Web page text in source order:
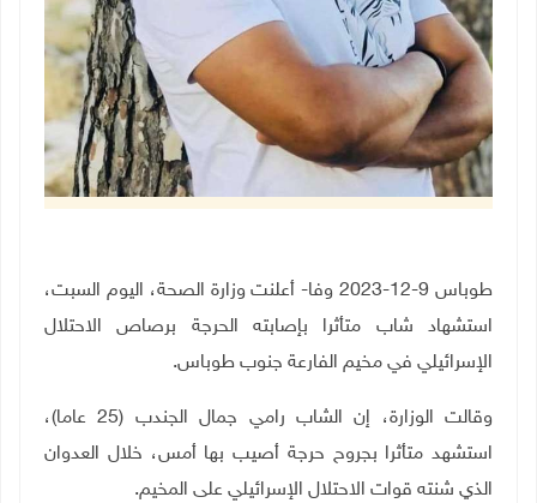
طوباس 9-12-2023 وفا- أعلنت وزارة الصحة، اليوم السبت،
استشهاد شاب متأثرا بإصابته الحرجة برصاص الاحتلال
الإسرائيلي في مخيم الفارعة جنوب طوباس.
وقالت الوزارة، إن الشاب رامي جمال الجندب (25 عاما)،
استشهد متأثرا بجروح حرجة أصيب بها أمس، خلال العدوان
الذي شنته قوات الاحتلال الإسرائيلي على المخيم.